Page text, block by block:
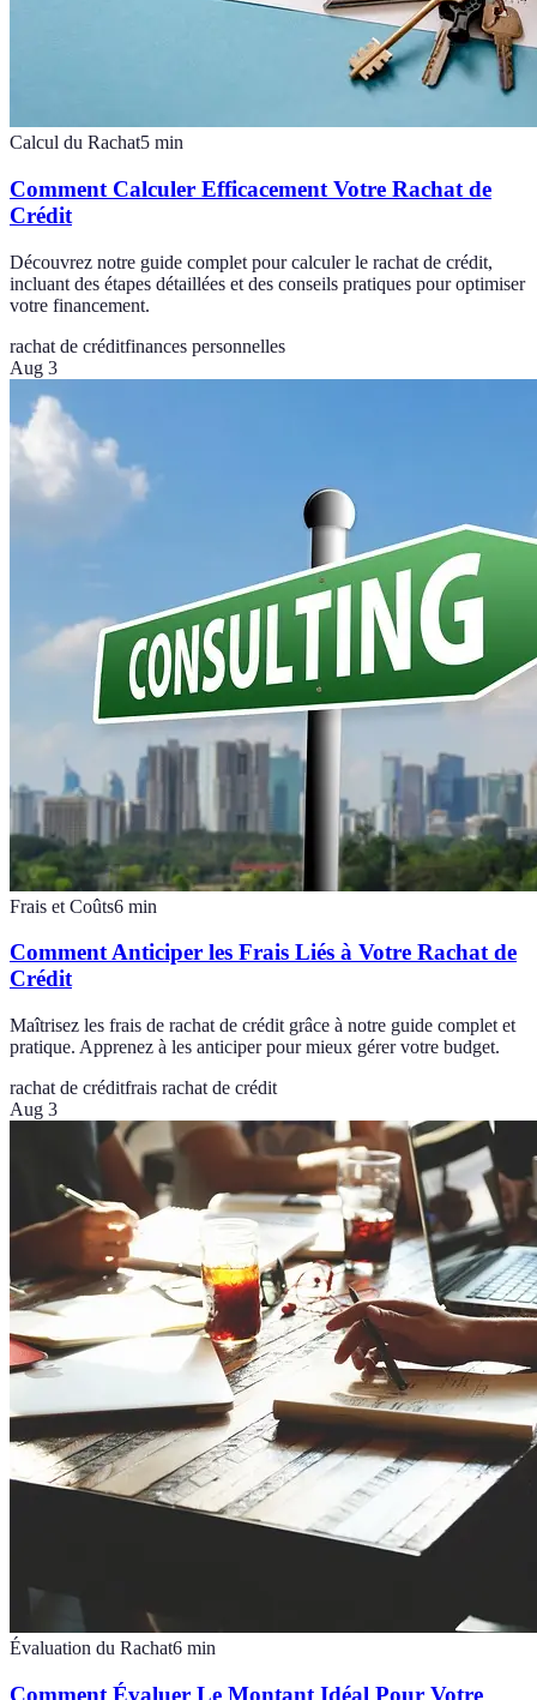
Calcul du Rachat5 min
Comment Calculer Efficacement Votre Rachat de
Crédit
Découvrez notre guide complet pour calculer le rachat de crédit,
incluant des étapes détaillées et des conseils pratiques pour optimiser
votre financement.
rachat de créditfinances personnelles
Aug 3
Frais et Coûts6 min
Comment Anticiper les Frais Liés à Votre Rachat de
Crédit
Maîtrisez les frais de rachat de crédit grâce à notre guide complet et
pratique. Apprenez à les anticiper pour mieux gérer votre budget.
rachat de créditfrais rachat de crédit
Aug 3
Évaluation du Rachat6 min
Comment Évaluer Le Montant Idéal Pour Votre